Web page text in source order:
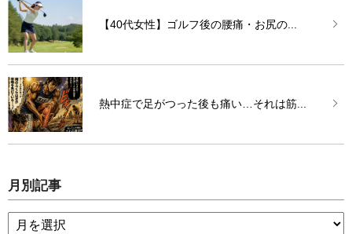
【40代女性】ゴルフ後の腰痛・お尻の...
熱中症で足がつった後も痛い…それは筋...
月別記事